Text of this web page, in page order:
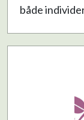
både